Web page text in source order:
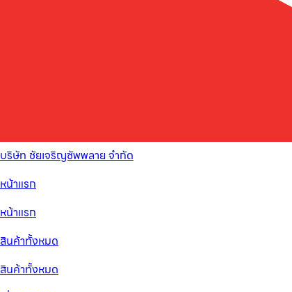
บริษัท ชัยเจริญซัพพลาย จำกัด
หน้าแรก
หน้าแรก
สินค้าทั้งหมด
สินค้าทั้งหมด